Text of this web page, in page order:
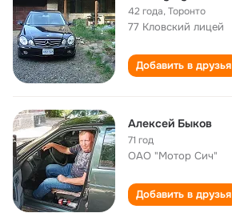
42 года,Торонто
77 Кловский лицей
Добавить в друзья
Алексей Быков
71 год
ОАО "Мотор Сич"
Добавить в друзья